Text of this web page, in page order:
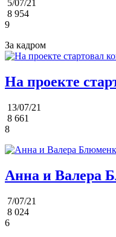
5/07/21
8 954
9
За кадром
На проекте
13/07/21
8 661
8
Анна и Валера
7/07/21
8 024
6